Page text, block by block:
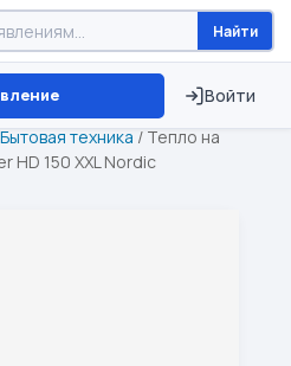
Найти
Войти
⏱ ТОЛЬКО 15 ДНЕЙ
Бытовая техника / Тепло на
HD 150 XXL Nordic